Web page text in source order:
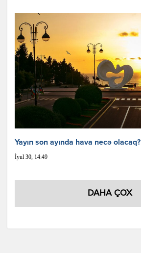
Yayın son ayında hava necə olacaq?
İyul 30, 14:49
DAHA ÇOX